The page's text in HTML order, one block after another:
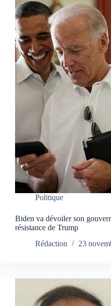
Politique
Biden va dévoiler son
résistance de Trump
Rédaction
23